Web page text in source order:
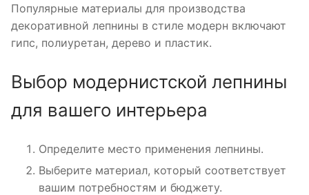
Популярные материалы для производства
декоративной лепнины в стиле модерн включают
гипс, полиуретан, дерево и пластик.
Выбор модернистской лепнины
для вашего интерьера
Определите место применения лепнины.
Выберите материал, который соответствует
вашим потребностям и бюджету.